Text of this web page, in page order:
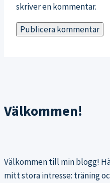
skriver en kommentar.
Välkommen!
Välkommen till min blogg!
mitt stora intresse: träning